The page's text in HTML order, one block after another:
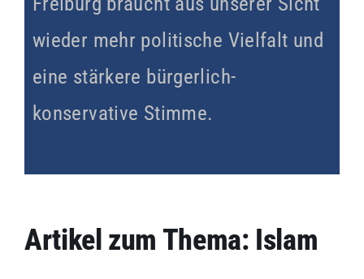
wieder mehr politische Vielfalt und
eine stärkere bürgerlich-
konservative Stimme.
Artikel zum Thema: Islam